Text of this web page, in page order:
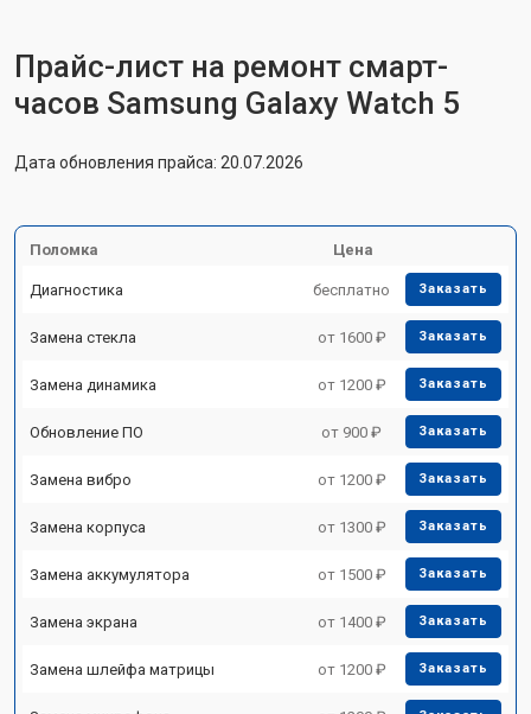
Прайс-лист на ремонт смарт-
часов Samsung Galaxy Watch 5
Дата обновления прайса: 20.07.2026
Поломка Цена
Диагностика бесплатно Заказать
Замена стекла от 1600 ₽ Заказать
Замена динамика от 1200 ₽ Заказать
Обновление ПО от 900 ₽ Заказать
Замена вибро от 1200 ₽ Заказать
Замена корпуса от 1300 ₽ Заказать
Замена аккумулятора от 1500 ₽ Заказать
Замена экрана от 1400 ₽ Заказать
Замена шлейфа матрицы от 1200 ₽ Заказать